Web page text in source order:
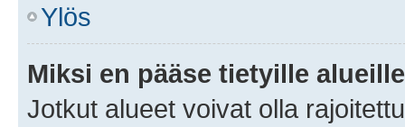
Ylös
Miksi en pääse tietyille
Jotkut alueet voivat olla